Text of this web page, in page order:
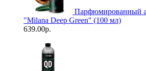
Парфюмированный
"Milana Deep Green" (100 мл)
639.00р.